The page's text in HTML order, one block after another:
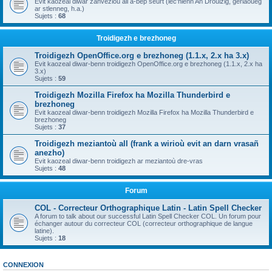
ar stlenneg, h.a.)
Sujets : 68
Troidigezh e brezhoneg
Troidigezh OpenOffice.org e brezhoneg (1.1.x, 2.x ha 3.x)
Evit kaozeal diwar-benn troidigezh OpenOffice.org e brezhoneg (1.1.x, 2.x ha
3.x)
Sujets : 59
Troidigezh Mozilla Firefox ha Mozilla Thunderbird e
brezhoneg
Evit kaozeal diwar-benn troidigezh Mozilla Firefox ha Mozilla Thunderbird e
brezhoneg
Sujets : 37
Troidigezh meziantoù all (frank a wirioù evit an darn vrasañ
anezho)
Evit kaozeal diwar-benn troidigezh ar meziantoù dre-vras
Sujets : 48
Forum
COL - Correcteur Orthographique Latin - Latin Spell Checker
A forum to talk about our successful Latin Spell Checker COL. Un forum pour
échanger autour du correcteur COL (correcteur orthographique de langue
latine).
Sujets : 18
CONNEXION